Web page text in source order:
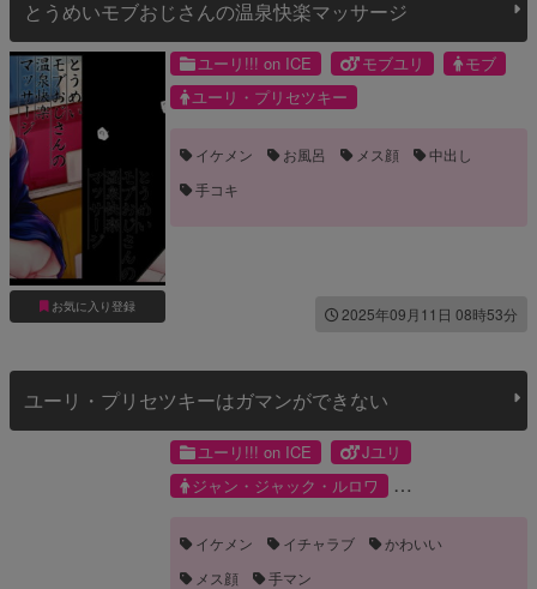
とうめいモブおじさんの温泉快楽マッサージ
お気に入り登録
ユーリ!!! on ICE モブユリ
モブ
ユーリ・プリセツキー
イケメン お風呂 メス顔
中出し
手コキ
2025年09月11日 08時53分
ユーリ・プリセツキーはガマンができない
ユーリ!!! on ICE
Jユリ
ジャン・ジャック・ルロワ
イケメン イチャラブ
かわいい
メス顔
手マン